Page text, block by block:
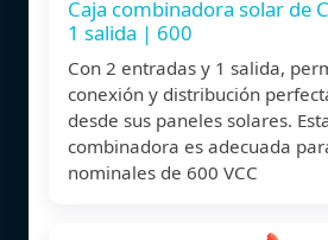
Caja combinadora solar de
1 salida | 600
Con 2 entradas y 1 salida,
conexión y distribución
desde sus paneles solares.
combinadora es adecuada
nominales de 600 VCC